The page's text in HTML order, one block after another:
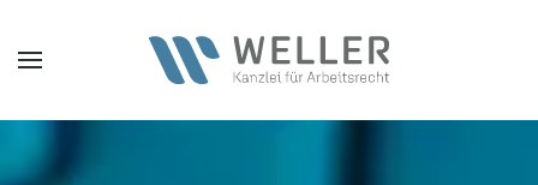
Zum Hauptinhalt springen